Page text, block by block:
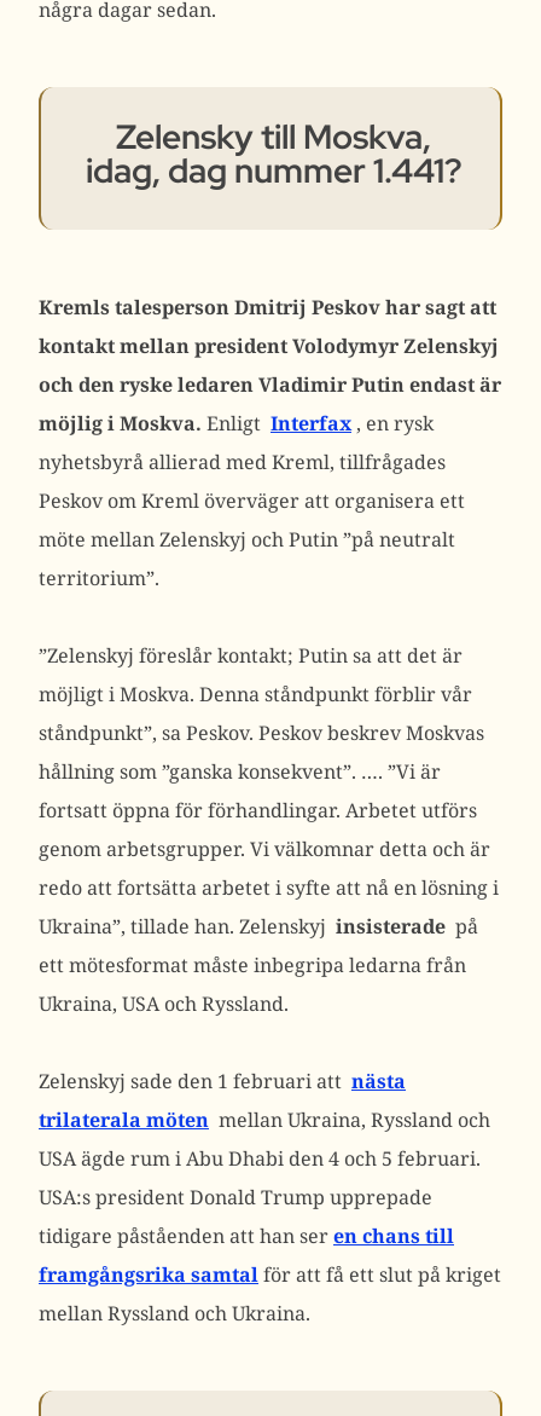
några dagar sedan.
Zelensky till Moskva,
idag, dag nummer 1.441?
Kremls talesperson Dmitrij Peskov har sagt att
kontakt mellan president Volodymyr Zelenskyj
och den ryske ledaren Vladimir Putin endast är
möjlig i Moskva. Enligt Interfax, en rysk
nyhetsbyrå allierad med Kreml, tillfrågades
Peskov om Kreml överväger att organisera ett
möte mellan Zelenskyj och Putin ”på neutralt
territorium”.
”Zelenskyj föreslår kontakt; Putin sa att det är
möjligt i Moskva. Denna ståndpunkt förblir vår
ståndpunkt”, sa Peskov. Peskov beskrev Moskvas
hållning som ”ganska konsekvent”. …. ”Vi är
fortsatt öppna för förhandlingar. Arbetet utförs
genom arbetsgrupper. Vi välkomnar detta och är
redo att fortsätta arbetet i syfte att nå en lösning i
Ukraina”, tillade han. Zelenskyj insisterade på
ett mötesformat måste inbegripa ledarna från
Ukraina, USA och Ryssland.
Zelenskyj sade den 1 februari att nästa
trilaterala möten mellan Ukraina, Ryssland och
USA ägde rum i Abu Dhabi den 4 och 5 februari.
USA:s president Donald Trump upprepade
tidigare påståenden att han seren chans till
framgångsrika samtalför att få ett slut på kriget
mellan Ryssland och Ukraina.